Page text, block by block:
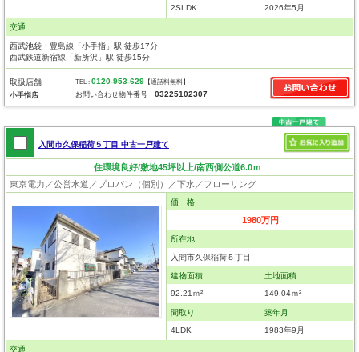
2SLDK 2026年5月
交通
西武池袋・豊島線「小手指」駅 徒歩17分
西武鉄道新宿線「新所沢」駅 徒歩15分
取扱店舗
小手指店
TEL :0120-953-629 【通話料無料】
お問い合わせ物件番号：03225102307
入間市久保稲荷５丁目 中古一戸建て
住環境良好/敷地45坪以上/南西側公道6.0ｍ
東京電力／公営水道／プロパン（個別）／下水／フローリング
価 格
1980万円
所在地
入間市久保稲荷５丁目
建物面積
92.21ｍ²
土地面積
149.04ｍ²
間取り
4LDK
築年月
1983年9月
交通